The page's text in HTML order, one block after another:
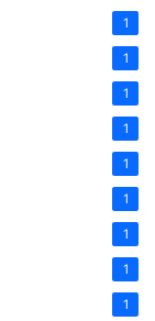
1
1
1
1
1
1
1
1
1